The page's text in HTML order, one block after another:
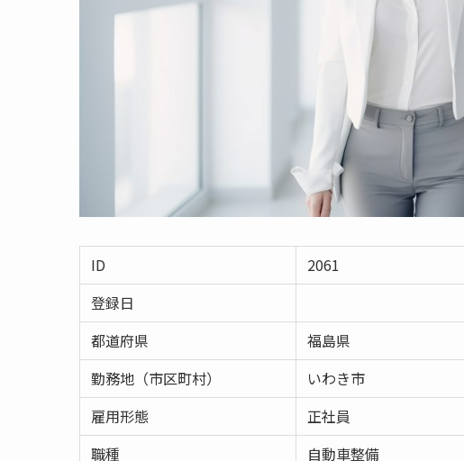
ID
2061
登録日
都道府県
福島県
勤務地（市区町村）
いわき市
雇用形態
正社員
職種
自動車整備